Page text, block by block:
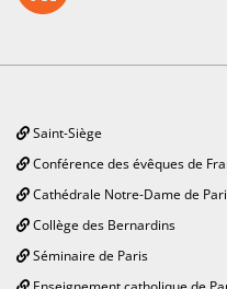
Saint-Siège
Conférence des évêques de
Cathédrale Notre-Dame de
Collège des Bernardins
Séminaire de Paris